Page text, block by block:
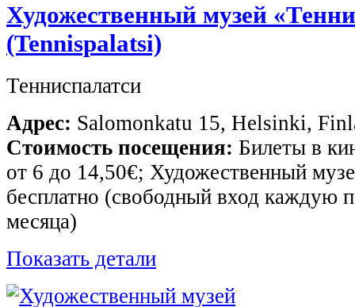
Художественный музей
(Tennispalatsi)
Тенниспалатси
Адрес: Salomonkatu 15, Helsinki,
Стоимость посещения: Билеты в
от 6 до 14,50€; Художественный
бесплатно (свободный вход каждую
месяца)
Показать детали